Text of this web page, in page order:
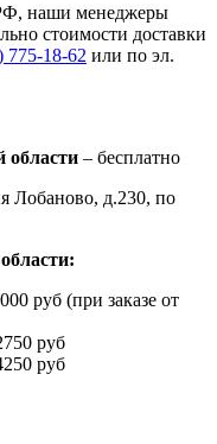
наши менеджеры
стоимости доставки
775-18-62 или по эл.
области – бесплатно
Лобаново, д.230, по
руб (при заказе от
руб
руб